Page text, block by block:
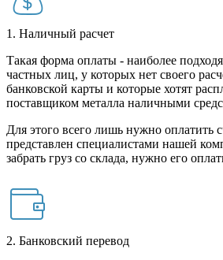
1. Наличный расчет
Такая форма оплаты - наиболее
частных лиц, у которых нет своего
банковской карты и которые хотят
поставщиком металла наличными
Для этого всего лишь нужно оплатить
представлен специалистами нашей
забрать груз со склада, нужно его
2. Банковский перевод